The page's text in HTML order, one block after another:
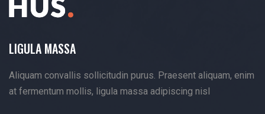
LIGULA MASSA
Aliquam convallis sollicitudin purus. Praesent aliquam, enim
at fermentum mollis, ligula massa adipiscing nisl